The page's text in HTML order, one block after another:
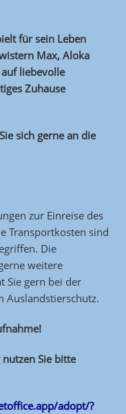
für sein Leben
Max, Aloka
liebevolle
Zuhause
sich gerne an die
zur Einreise des
Transportkosten sind
Die
weitere
Sie gern bei der
Auslandstierschutz.
Sie bitte
adopt/?